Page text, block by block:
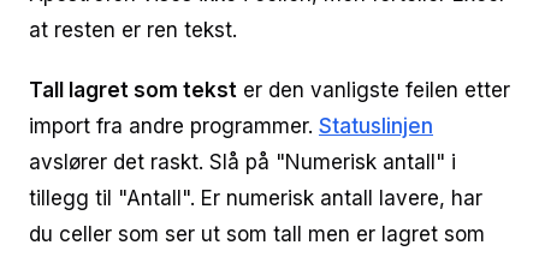
at resten er ren tekst.
Tall lagret som tekst er den vanligste feilen etter
import fra andre programmer. Statuslinjen
avslører det raskt. Slå på "Numerisk antall" i
tillegg til "Antall". Er numerisk antall lavere, har
du celler som ser ut som tall men er lagret som